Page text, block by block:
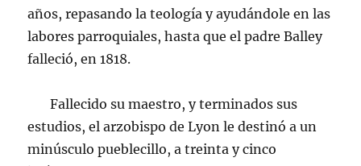
años, repasando la teología y ayudándole en las
labores parroquiales, hasta que el padre Balley
falleció, en 1818.
Fallecido su maestro, y terminados sus
estudios, el arzobispo de Lyon le destinó a un
minúsculo pueblecillo, a treinta y cinco